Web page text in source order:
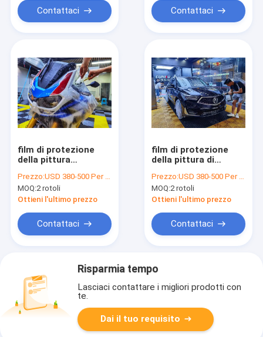
Contattaci
SGS
Contattaci
film di protezione
della pittura
175micron TPU, 5
anni di PPF di
involucro del vinile
Prezzo:USD 380-500 Per Roll
MOQ:2 rotoli
Ottieni l'ultimo prezzo
Contattaci
film di protezione
della pittura di
involucro a 60 pollici
dell'automobile del
graffio
Prezzo:USD 380-500 Per Roll
MOQ:2 rotoli
Ottieni l'ultimo prezzo
Contattaci
Risparmia tempo
Lasciaci contattare i migliori prodotti con
te.
Dai il tuo requisito